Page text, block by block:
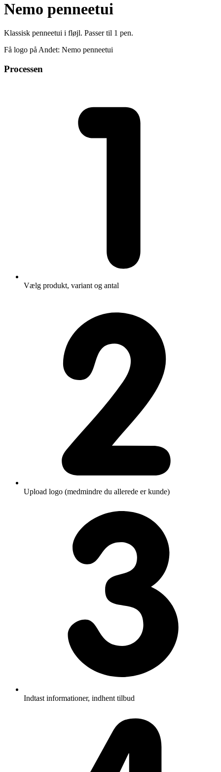
Nemo penneetui
Klassisk penneetui i fløjl. Passer til 1 pen.
Få logo på Andet: Nemo penneetui
Processen
Vælg produkt, variant og antal
Upload logo (medmindre du allerede er kunde)
Indtast informationer, indhent tilbud